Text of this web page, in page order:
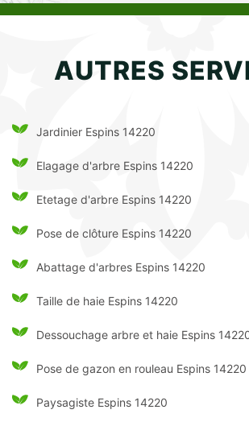
AUTRES
Jardinier Espins 14220
Elagage d'arbre Espins 14220
Etetage d'arbre Espins 14220
Pose de clôture Espins 14220
Abattage d'arbres Espins 14220
Taille de haie Espins 14220
Dessouchage arbre et haie Espins
Pose de gazon en rouleau Espins 14220
Paysagiste Espins 14220